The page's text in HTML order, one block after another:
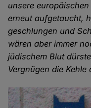
unsere
erneut aufgetaucht,
geschlungen und
wären aber immer
jüdischem Blut
Vergnügen die Kehle